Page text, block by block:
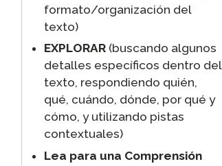
formato/organización del
texto)
EXPLORAR(buscando algunos
detalles específicos dentro del
texto, respondiendo quién,
qué, cuándo, dónde, por qué y
cómo, y utilizando pistas
contextuales)
Lea para una Comprensión